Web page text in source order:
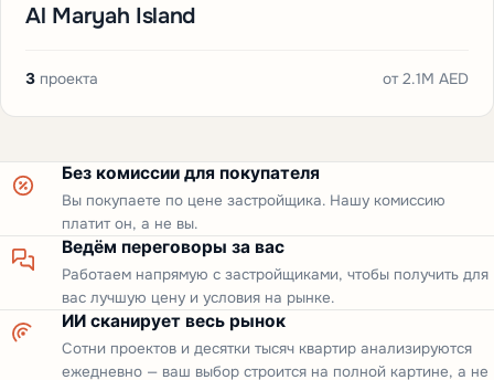
Al Maryah Island
3 проекта от2.1M AED
Без комиссии для покупателя
Вы покупаете по цене застройщика. Нашу комиссию
платит он, а не вы.
Ведём переговоры за вас
Работаем напрямую с застройщиками, чтобы получить для
вас лучшую цену и условия на рынке.
ИИ сканирует весь рынок
Сотни проектов и десятки тысяч квартир анализируются
ежедневно — ваш выбор строится на полной картине, а не